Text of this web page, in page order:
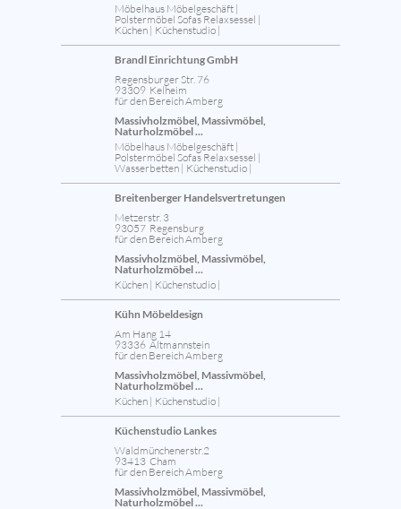
Möbelhaus Möbelgeschäft |
Polstermöbel Sofas Relaxsessel |
Küchen | Küchenstudio |
Brandl Einrichtung GmbH
Regensburger Str. 76
93309 Kelheim
für den Bereich Amberg
Massivholzmöbel, Massivmöbel,
Naturholzmöbel ...
Möbelhaus Möbelgeschäft |
Polstermöbel Sofas Relaxsessel |
Wasserbetten | Küchenstudio |
Breitenberger Handelsvertretungen
Metzerstr. 3
93057 Regensburg
für den Bereich Amberg
Massivholzmöbel, Massivmöbel,
Naturholzmöbel ...
Küchen | Küchenstudio |
Kühn Möbeldesign
Am Hang 14
93336 Altmannstein
für den Bereich Amberg
Massivholzmöbel, Massivmöbel,
Naturholzmöbel ...
Küchen | Küchenstudio |
Küchenstudio Lankes
Waldmünchenerstr.2
93413 Cham
für den Bereich Amberg
Massivholzmöbel, Massivmöbel,
Naturholzmöbel ...